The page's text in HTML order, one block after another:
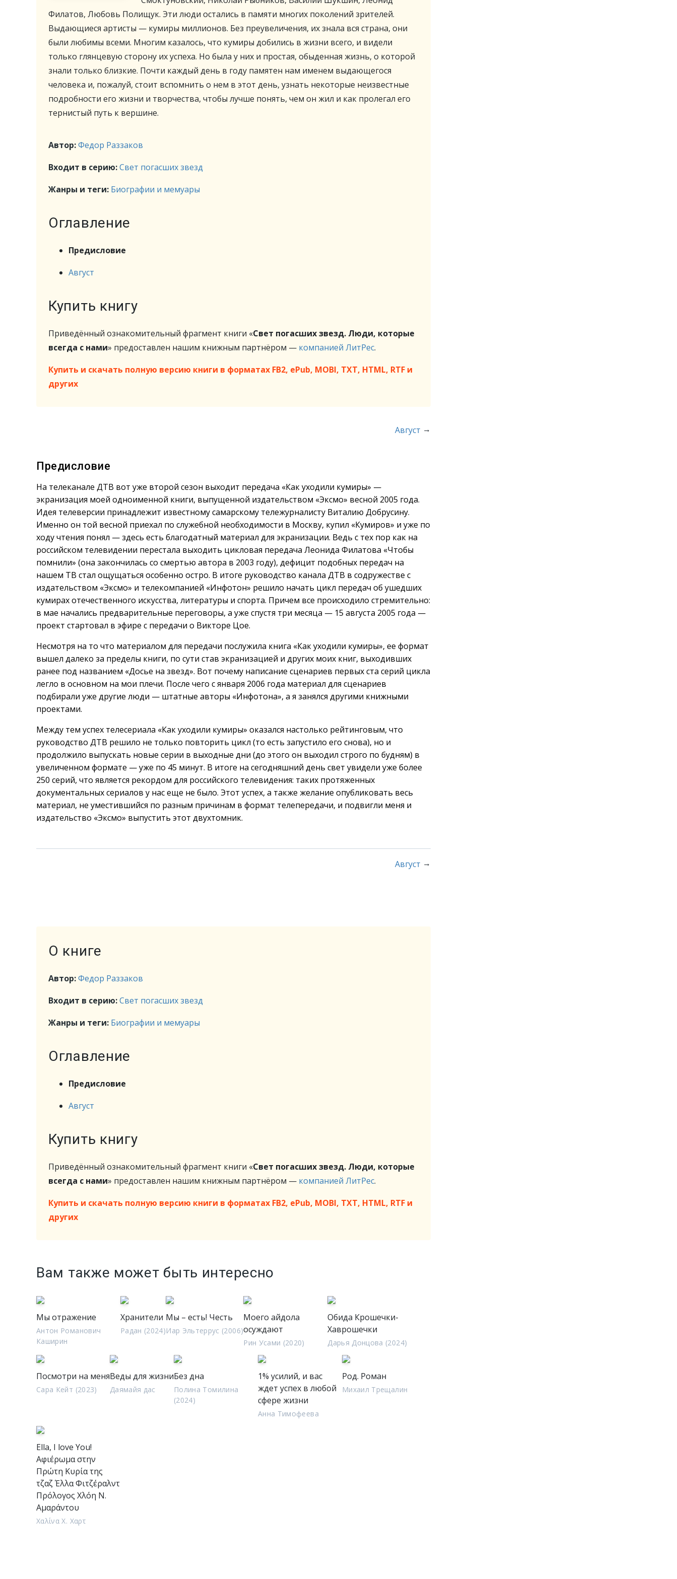
Филатов, Любовь Полищук. Эти люди остались в памяти многих поколений зрителей.
Выдающиеся артисты — кумиры миллионов. Без преувеличения, их знала вся страна, они
были любимы всеми. Многим казалось, что кумиры добились в жизни всего, и видели
только глянцевую сторону их успеха. Но была у них и простая, обыденная жизнь, о которой
знали только близкие. Почти каждый день в году памятен нам именем выдающегося
человека и, пожалуй, стоит вспомнить о нем в этот день, узнать некоторые неизвестные
подробности его жизни и творчества, чтобы лучше понять, чем он жил и как пролегал его
тернистый путь к вершине.
Автор:Федор Раззаков
Входит в серию:Свет погасших звезд
Жанры и теги: Биографии и мемуары
Оглавление
Предисловие
Август
Купить книгу
Приведённый ознакомительный фрагмент книги «Свет погасших звезд. Люди, которые
всегда с нами» предоставлен нашим книжным партнёром — компанией ЛитРес.
Купить и скачать полную версию книги в форматах FB2, ePub, MOBI, TXT, HTML, RTF и
других
Август →
Предисловие
На телеканале ДТВ вот уже второй сезон выходит передача «Как уходили кумиры» —
экранизация моей одноименной книги, выпущенной издательством «Эксмо» весной 2005 года.
Идея телеверсии принадлежит известному самарскому тележурналисту Виталию Добрусину.
Именно он той весной приехал по служебной необходимости в Москву, купил «Кумиров» и уже по
ходу чтения понял — здесь есть благодатный материал для экранизации. Ведь с тех пор как на
российском телевидении перестала выходить цикловая передача Леонида Филатова «Чтобы
помнили» (она закончилась со смертью автора в 2003 году), дефицит подобных передач на
нашем ТВ стал ощущаться особенно остро. В итоге руководство канала ДТВ в содружестве с
издательством «Эксмо» и телекомпанией «Инфотон» решило начать цикл передач об ушедших
кумирах отечественного искусства, литературы и спорта. Причем все происходило стремительно:
в мае начались предварительные переговоры, а уже спустя три месяца — 15 августа 2005 года —
проект стартовал в эфире с передачи о Викторе Цое.
Несмотря на то что материалом для передачи послужила книга «Как уходили кумиры», ее формат
вышел далеко за пределы книги, по сути став экранизацией и других моих книг, выходивших
ранее под названием «Досье на звезд». Вот почему написание сценариев первых ста серий цикла
легло в основном на мои плечи. После чего с января 2006 года материал для сценариев
подбирали уже другие люди — штатные авторы «Инфотона», а я занялся другими книжными
проектами.
Между тем успех телесериала «Как уходили кумиры» оказался настолько рейтинговым, что
руководство ДТВ решило не только повторить цикл (то есть запустило его снова), но и
продолжило выпускать новые серии в выходные дни (до этого он выходил строго по будням) в
увеличенном формате — уже по 45 минут. В итоге на сегодняшний день свет увидели уже более
250 серий, что является рекордом для российского телевидения: таких протяженных
документальных сериалов у нас еще не было. Этот успех, а также желание опубликовать весь
материал, не уместившийся по разным причинам в формат телепередачи, и подвигли меня и
издательство «Эксмо» выпустить этот двухтомник.
Август →
О книге
Автор:Федор Раззаков
Входит в серию:Свет погасших звезд
Жанры и теги: Биографии и мемуары
Оглавление
Предисловие
Август
Купить книгу
Приведённый ознакомительный фрагмент книги «Свет погасших звезд. Люди, которые
всегда с нами» предоставлен нашим книжным партнёром — компанией ЛитРес.
Купить и скачать полную версию книги в форматах FB2, ePub, MOBI, TXT, HTML, RTF и
других
Вам также может быть интересно
Мы отражение
Антон Романович
Каширин
Хранители
Радан (2024)
Мы – есть! Честь
Иар Эльтеррус (2006)
Моего айдола
осуждают
Рин Усами (2020)
Обида Крошечки-
Хаврошечки
Дарья Донцова (2024)
Посмотри на меня
Сара Кейт (2023)
Веды для жизни
Даямайя дас
Без дна
Полина Томилина
(2024)
1% усилий, и вас
ждет успех в любой
сфере жизни
Анна Тимофеева
Род. Роман
Михаил Трещалин
Ella, I love You!
Αφιέρωμα στην
Πρώτη Κυρία της
τζαζ Έλλα Φιτζέραλντ
Πρόλογος Χλόη Ν.
Αμαράντου
Χαλίνα Χ. Χαρτ